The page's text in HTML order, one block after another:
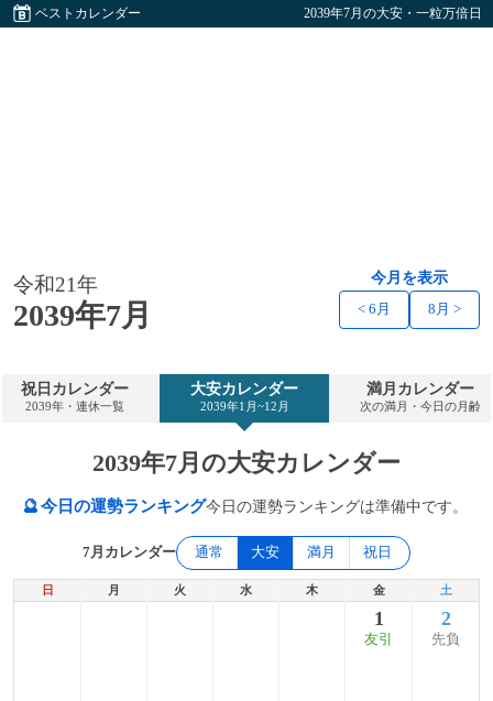
ベストカレンダー 2039年7月の大安・一粒万倍日
令和21年
2039年7月
今月を表示
< 6月 8月 >
祝日カレンダー
2039年・連休一覧
大安カレンダー
2039年1月~12月
満月カレンダー
次の満月・今日の月齢
2039年7月の大安カレンダー
🔮今日の運勢ランキング今日の運勢ランキングは準備中です。
7月カレンダー 通常 大安 満月 祝日
日 月 火 水 木 金 土
1
友引
2
先負